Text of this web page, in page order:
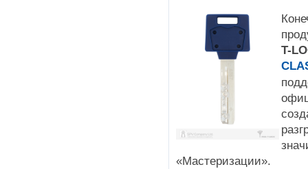
T-
«Мастеризации».